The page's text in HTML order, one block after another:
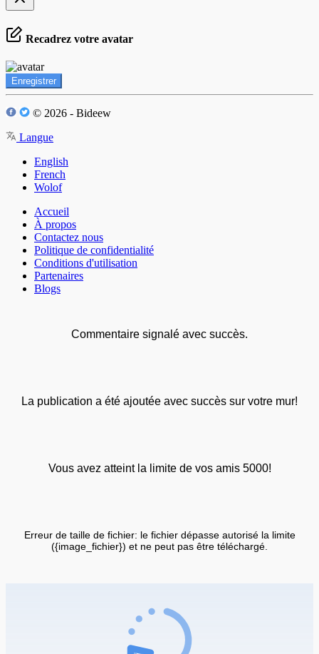
Recadrez votre avatar
Enregistrer
© 2026 - Bideew
Langue
English
French
Wolof
Accueil
À propos
Contactez nous
Politique de confidentialité
Conditions d'utilisation
Partenaires
Blogs
Commentaire signalé avec succès.
La publication a été ajoutée avec succès sur votre mur!
Vous avez atteint la limite de vos amis 5000!
Erreur de taille de fichier: le fichier dépasse autorisé la limite
({image_fichier}) et ne peut pas être téléchargé.